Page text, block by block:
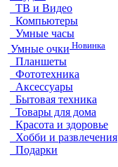
ТВ и Видео
Компьютеры
Умные часы
Умные очки Новинка
Планшеты
Фототехника
Аксессуары
Бытовая техника
Товары для дома
Красота и здоровье
Хобби и развлечения
Подарки